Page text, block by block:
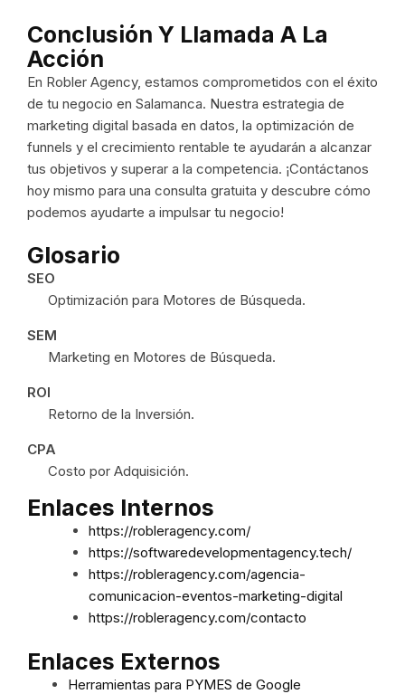
Conclusión Y Llamada A La
Acción
En Robler Agency, estamos comprometidos con el éxito
de tu negocio en Salamanca. Nuestra estrategia de
marketing digital basada en datos, la optimización de
funnels y el crecimiento rentable te ayudarán a alcanzar
tus objetivos y superar a la competencia. ¡Contáctanos
hoy mismo para una consulta gratuita y descubre cómo
podemos ayudarte a impulsar tu negocio!
Glosario
SEO
Optimización para Motores de Búsqueda.
SEM
Marketing en Motores de Búsqueda.
ROI
Retorno de la Inversión.
CPA
Costo por Adquisición.
Enlaces Internos
https://robleragency.com/
https://softwaredevelopmentagency.tech/
https://robleragency.com/agencia-
comunicacion-eventos-marketing-digital
https://robleragency.com/contacto
Enlaces Externos
Herramientas para PYMES de Google